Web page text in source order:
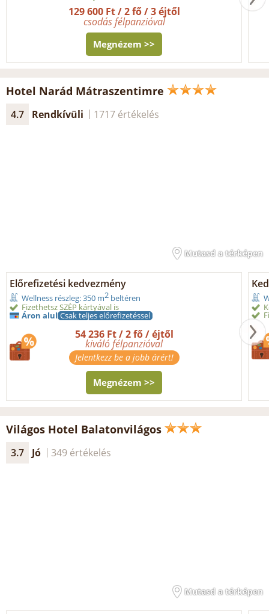
129 600 Ft / 2 fő / 3 éjtől
csodás félpanzióval
Megnézem >>
Hotel Narád Mátraszentimre
4.7 Rendkívüli 1717 értékelés
Mutasd a térképen
Előrefizetési kedvezmény
Wellness részleg: 350 m2 beltéren
Fizethetsz SZÉP kártyával is
Áron alul Csak teljes előrefizetéssel
54 236 Ft / 2 fő / éjtől
kiváló félpanzióval
Jelentkezz be a jobb árért!
Megnézem >>
Világos Hotel Balatonvilágos
3.7 Jó 349 értékelés
Mutasd a térképen